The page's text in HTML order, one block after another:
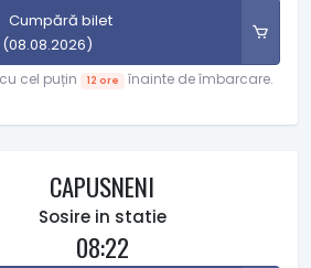
Cumpără bilet
(08.08.2026)
cel puțin 12 ore înainte de îmbarcare.
CAPUSNENI
Sosire in statie
08:22